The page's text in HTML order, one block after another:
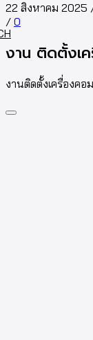
22 สิงหาคม 2025
/ 0
งาน ติดตั้งเ
งานติดตั้งเครื่องค